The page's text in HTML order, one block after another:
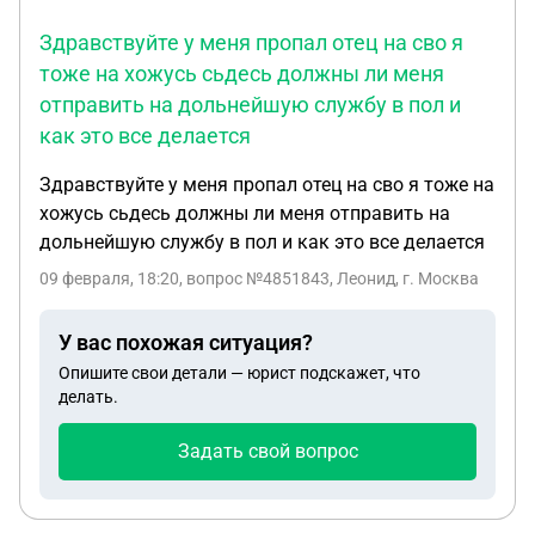
Здравствуйте у меня пропал отец на сво я
тоже на хожусь сьдесь должны ли меня
отправить на дольнейшую службу в пол и
как это все делается
Здравствуйте у меня пропал отец на сво я тоже на
хожусь сьдесь должны ли меня отправить на
дольнейшую службу в пол и как это все делается
09 февраля, 18:20, вопрос №4851843, Леонид, г. Москва
У вас похожая ситуация?
Опишите свои детали — юрист подскажет, что
делать.
Задать свой вопрос